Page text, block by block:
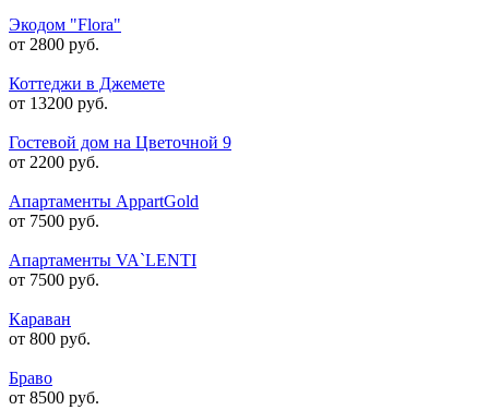
Экодом "Flora"
от 2800 руб.
Коттеджи в Джемете
от 13200 руб.
Гостевой дом на Цветочной 9
от 2200 руб.
Апартаменты AppartGold
от 7500 руб.
Апартаменты VA`LENTI
от 7500 руб.
Караван
от 800 руб.
Браво
от 8500 руб.